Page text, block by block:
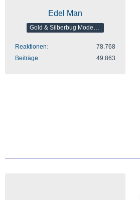
Edel Man
Reaktionen
78.768
Beiträge
49.863